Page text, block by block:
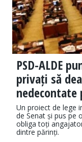
PSD-ALDE
privați să
nedecontate
Un proiect de lege
de Senat și pus pe
obliga toți
dintre părinți.